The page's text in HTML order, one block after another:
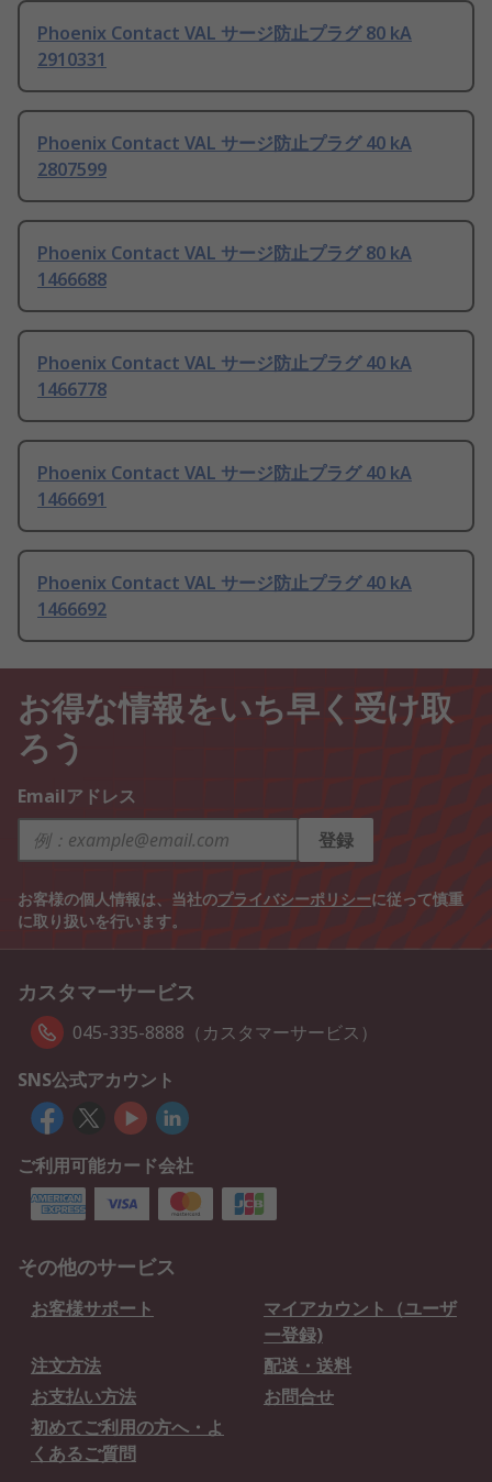
Phoenix Contact VAL サージ防止プラグ 80 kA
2910331
Phoenix Contact VAL サージ防止プラグ 40 kA
2807599
Phoenix Contact VAL サージ防止プラグ 80 kA
1466688
Phoenix Contact VAL サージ防止プラグ 40 kA
1466778
Phoenix Contact VAL サージ防止プラグ 40 kA
1466691
Phoenix Contact VAL サージ防止プラグ 40 kA
1466692
お得な情報をいち早く受け取
ろう
Emailアドレス
登録
お客様の個人情報は、当社のプライバシーポリシーに従って慎重
に取り扱いを行います。
カスタマーサービス
045-335-8888（カスタマーサービス）
SNS公式アカウント
ご利用可能カード会社
その他のサービス
お客様サポート
マイアカウント（ユーザ
ー登録)
注文方法
配送・送料
お支払い方法
お問合せ
初めてご利用の方へ・よ
くあるご質問